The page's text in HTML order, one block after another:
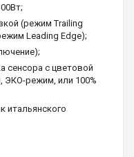
(режим Trailing
Leading Edge);
сенсора с цветовой
ЭКО-режим, или 100%
итальянского